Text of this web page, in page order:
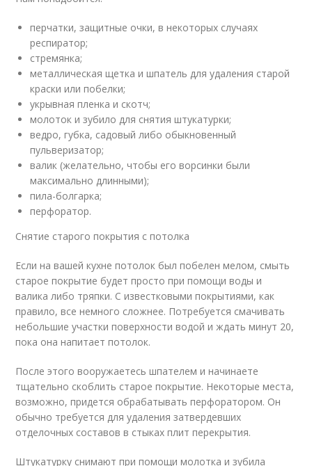
перчатки, защитные очки, в некоторых случаях
респиратор;
стремянка;
металлическая щетка и шпатель для удаления старой
краски или побелки;
укрывная пленка и скотч;
молоток и зубило для снятия штукатурки;
ведро, губка, садовый либо обыкновенный
пульверизатор;
валик (желательно, чтобы его ворсинки были
максимально длинными);
пила-болгарка;
перфоратор.
Снятие старого покрытия с потолка
Если на вашей кухне потолок был побелен мелом, смыть
старое покрытие будет просто при помощи воды и
валика либо тряпки. С известковыми покрытиями, как
правило, все немного сложнее. Потребуется смачивать
небольшие участки поверхности водой и ждать минут 20,
пока она напитает потолок.
После этого вооружаетесь шпателем и начинаете
тщательно скоблить старое покрытие. Некоторые места,
возможно, придется обрабатывать перфоратором. Он
обычно требуется для удаления затвердевших
отделочных составов в стыках плит перекрытия.
Штукатурку снимают при помощи молотка и зубила